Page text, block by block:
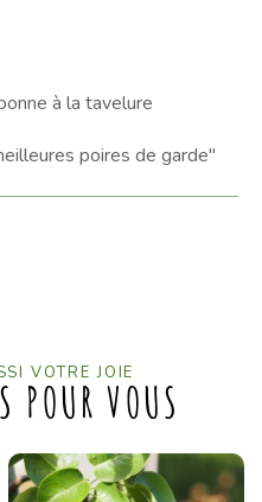
à la tavelure
poires de garde"
VOTRE JOIE
POUR VOUS